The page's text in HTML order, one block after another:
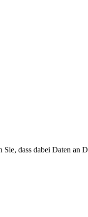
dass dabei Daten an